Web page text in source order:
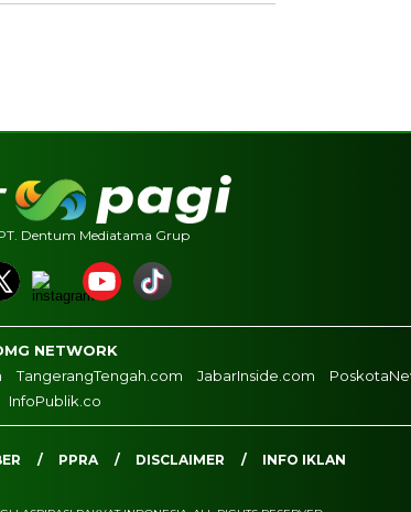
Dentum Mediatama Grup
NETWORK
TangerangTengah.com JabarInside.com
InfoPublik.co
PPRA DISCLAIMER INFO IKLAN